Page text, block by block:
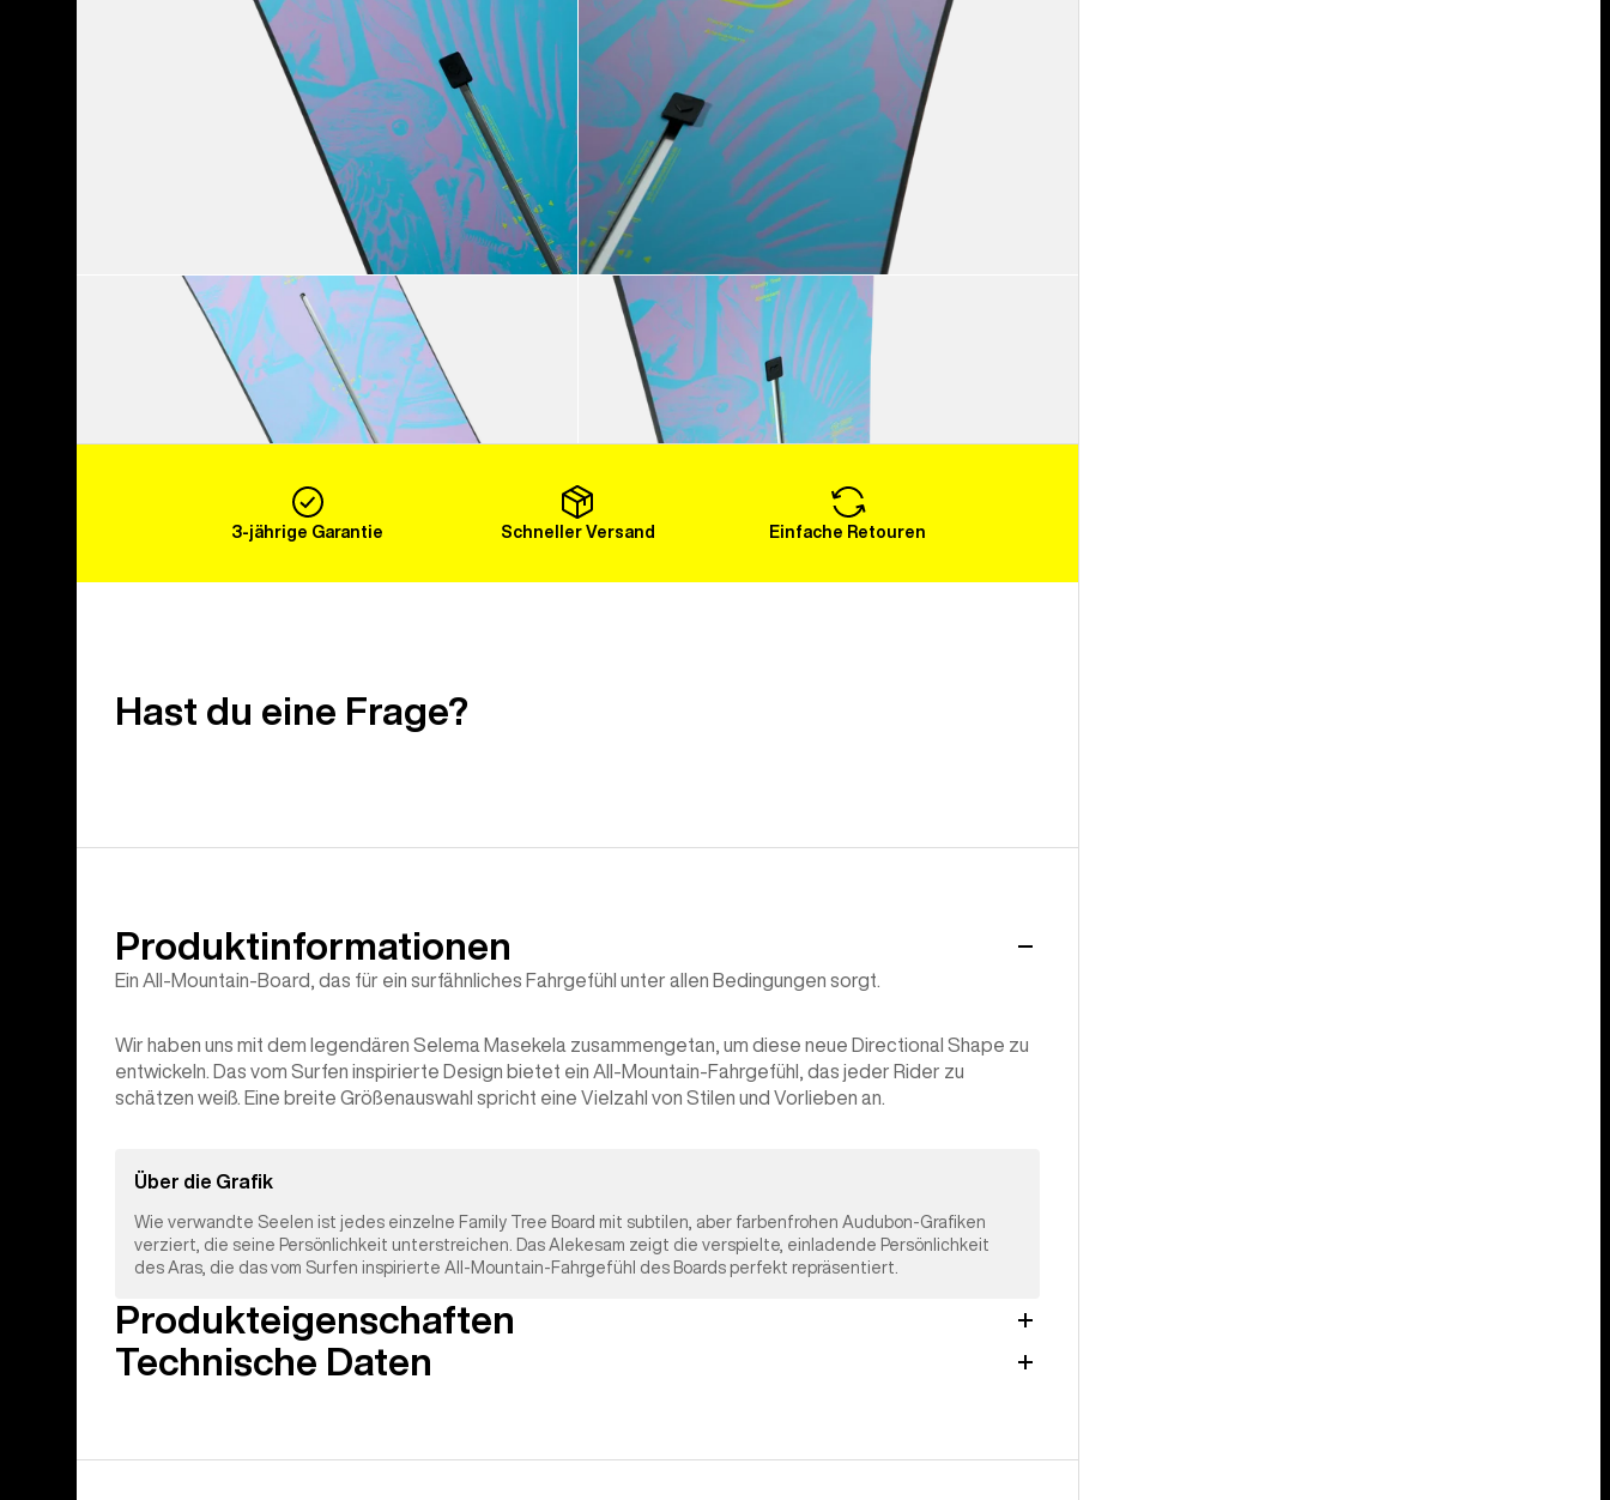
Mehr laden
3-jährige Garantie Schneller Versand Einfache Retouren
Hast du eine Frage?
Produktinformationen
Ein All-Mountain-Board, das für ein surfähnliches Fahrgefühl unter allen Bedingungen sorgt.
Wir haben uns mit dem legendären Selema Masekela zusammengetan, um diese neue Directional Shape zu
entwickeln. Das vom Surfen inspirierte Design bietet ein All-Mountain-Fahrgefühl, das jeder Rider zu
schätzen weiß. Eine breite Größenauswahl spricht eine Vielzahl von Stilen und Vorlieben an.
Über die Grafik
Wie verwandte Seelen ist jedes einzelne Family Tree Board mit subtilen, aber farbenfrohen Audubon-Grafiken
verziert, die seine Persönlichkeit unterstreichen. Das Alekesam zeigt die verspielte, einladende Persönlichkeit
des Aras, die das vom Surfen inspirierte All-Mountain-Fahrgefühl des Boards perfekt repräsentiert.
Produkteigenschaften
Technische Daten